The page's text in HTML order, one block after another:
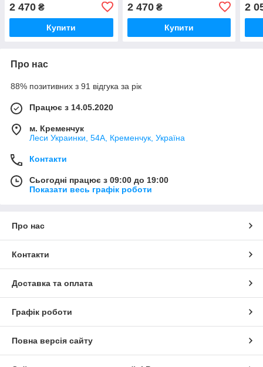
2 470 ₴
Купити
2 470₴
Купити
2
Про нас
88% позитивних з 91 відгука за рік
Працює з 14.05.2020
м. Кременчук
Леси Украинки, 54А, Кременчук, Україна
Контакти
Сьогодні працює з 09:00 до 19:00
Показати весь графік роботи
Про нас
Контакти
Доставка та оплата
Графік роботи
Повна версія сайту